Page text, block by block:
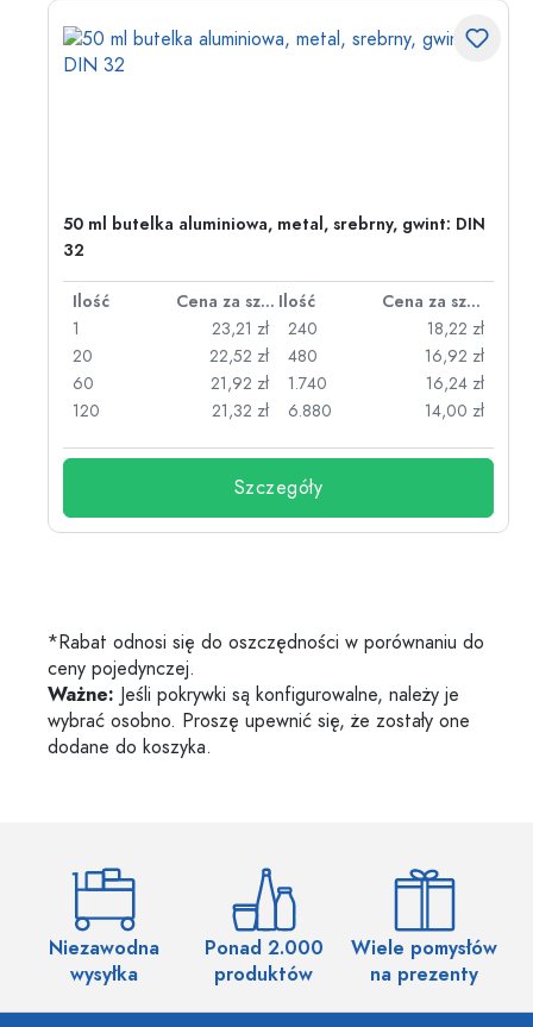
50 ml butelka aluminiowa, metal, srebrny, gwint: DIN
32
Ilość Cena za sztukę Ilość
Cena za sztukę
1
23,21 zł
20
22,52 zł
60
21,92 zł
120
21,32 zł
240
18,22 zł
480
16,92 zł
1.740
16,24 zł
6.880
14,00 zł
Szczegóły
*Rabat odnosi się do oszczędności w porównaniu do
ceny pojedynczej.
Ważne: Jeśli pokrywki są konfigurowalne, należy je
wybrać osobno. Proszę upewnić się, że zostały one
dodane do koszyka.
Niezawodna
wysyłka
Ponad 2.000
produktów
Wiele pomysłów
na prezenty